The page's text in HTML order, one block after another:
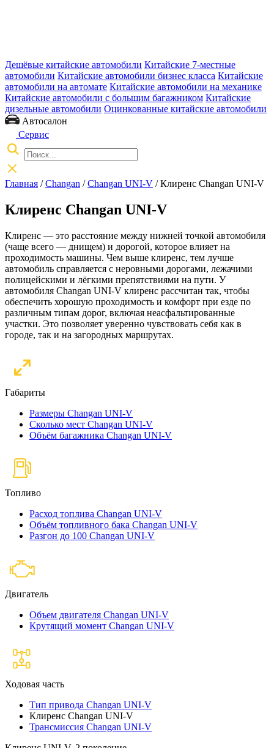
Дешёвые китайские автомобили Китайские 7-местные
автомобили Китайские автомобили бизнес класса Китайские
автомобили на автомате Китайские автомобили на механике
Китайские автомобили с большим багажником Китайские
дизельные автомобили Оцинкованные китайские автомобили
Автосалон
Сервис
Главная /Changan /Changan UNI-V / Клиренс Changan UNI-V
Клиренс Changan UNI-V
Клиренс — это расстояние между нижней точкой автомобиля
(чаще всего — днищем) и дорогой, которое влияет на
проходимость машины. Чем выше клиренс, тем лучше
автомобиль справляется с неровными дорогами, лежачими
полицейскими и лёгкими препятствиями на пути. У
автомобиля Changan UNI-V клиренс рассчитан так, чтобы
обеспечить хорошую проходимость и комфорт при езде по
различным типам дорог, включая неасфальтированные
участки. Это позволяет уверенно чувствовать себя как в
городе, так и на загородных маршрутах.
Габариты
Размеры Changan UNI-V
Сколько мест Changan UNI-V
Объём багажника Changan UNI-V
Топливо
Расход топлива Changan UNI-V
Объём топливного бака Changan UNI-V
Разгон до 100 Changan UNI-V
Двигатель
Объем двигателя Changan UNI-V
Крутящий момент Changan UNI-V
Ходовая часть
Тип привода Changan UNI-V
Клиренс Changan UNI-V
Трансмиссия Changan UNI-V